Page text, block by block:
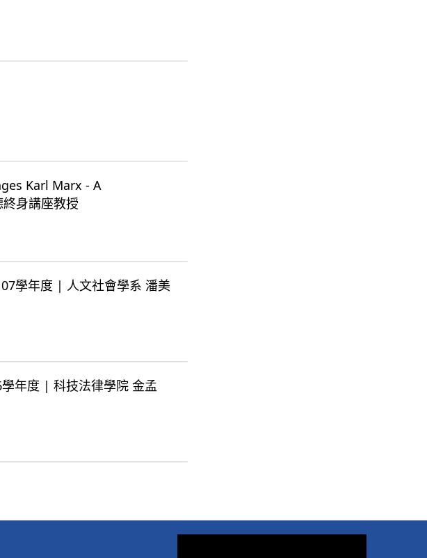
Karl Marx - A
身講座教授
學年度 | 人文社會學系 潘美
年度 | 科技法律學院 金孟